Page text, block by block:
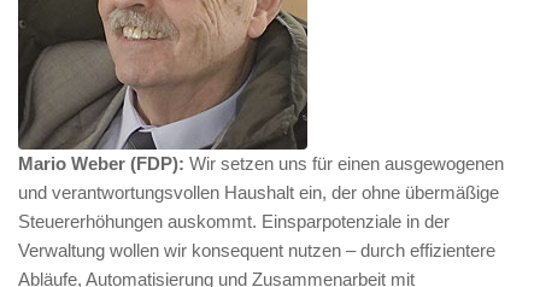
Mario Weber (FDP): Wir setzen uns für einen ausgewogenen
und verantwortungsvollen Haushalt ein, der ohne übermäßige
Steuererhöhungen auskommt. Einsparpotenziale in der
Verwaltung wollen wir konsequent nutzen – durch effizientere
Abläufe, Automatisierung und Zusammenarbeit mit